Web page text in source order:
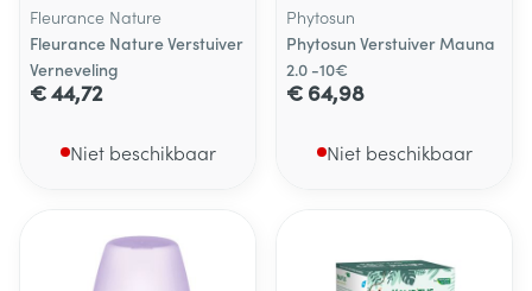
Fleurance Nature
Fleurance Nature Verstuiver
Verneveling
€ 44,72
Niet beschikbaar
Phytosun
Phytosun Verstuiver Mauna
2.0 -10€
€ 64,98
Niet beschikbaar